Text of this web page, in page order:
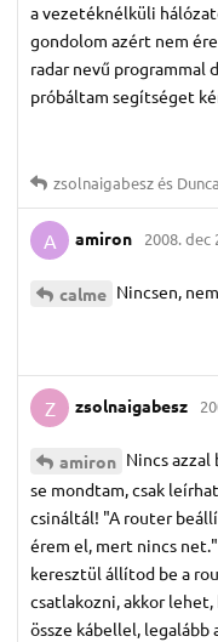
a vezetéknélküli
gondolom azért nem
radar nevű programmal
próbáltam segítséget
zsolnaigabeszés
A amiron 2008. dec
calme Nincsen,
Z zsolnaigabesz
amiron Nincs azzal
se mondtam, csak
csináltál! "A router
érem el, mert nincs
keresztül állítod be a
csatlakozni, akkor
össze kábellel,